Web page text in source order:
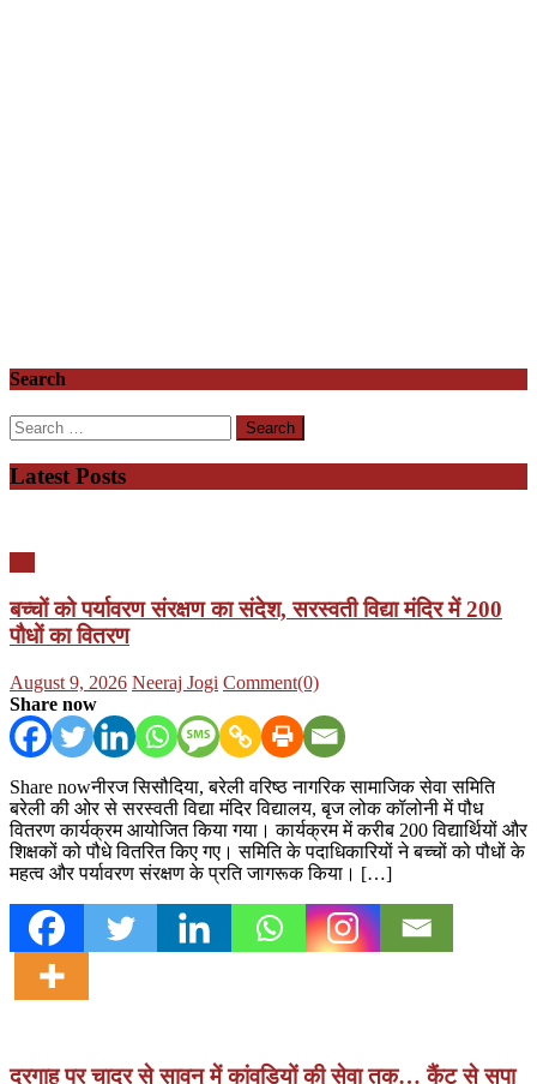
Search
Search
for:
Latest Posts
बच्चों को पर्यावरण संरक्षण का संदेश, सरस्वती विद्या मंदिर में 200
पौधों का वितरण
Posted
on
August 9, 2026 Author
Neeraj Jogi Comment(0)
Share now
Share nowनीरज सिसौदिया, बरेली वरिष्ठ नागरिक सामाजिक सेवा समिति
बरेली की ओर से सरस्वती विद्या मंदिर विद्यालय, बृज लोक कॉलोनी में पौध
वितरण कार्यक्रम आयोजित किया गया। कार्यक्रम में करीब 200 विद्यार्थियों और
शिक्षकों को पौधे वितरित किए गए। समिति के पदाधिकारियों ने बच्चों को पौधों के
महत्व और पर्यावरण संरक्षण के प्रति जागरूक किया। […]
दरगाह पर चादर से सावन में कांवड़ियों की सेवा तक… कैंट से सपा